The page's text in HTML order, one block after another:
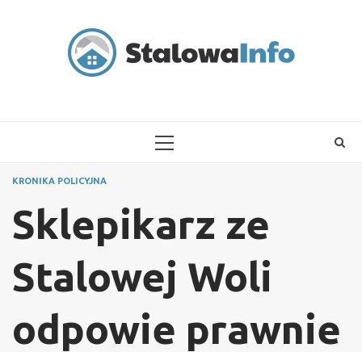
PRIMARY
KRONIKA POLICYJNA
Sklepikarz ze
Stalowej Woli
odpowie prawnie